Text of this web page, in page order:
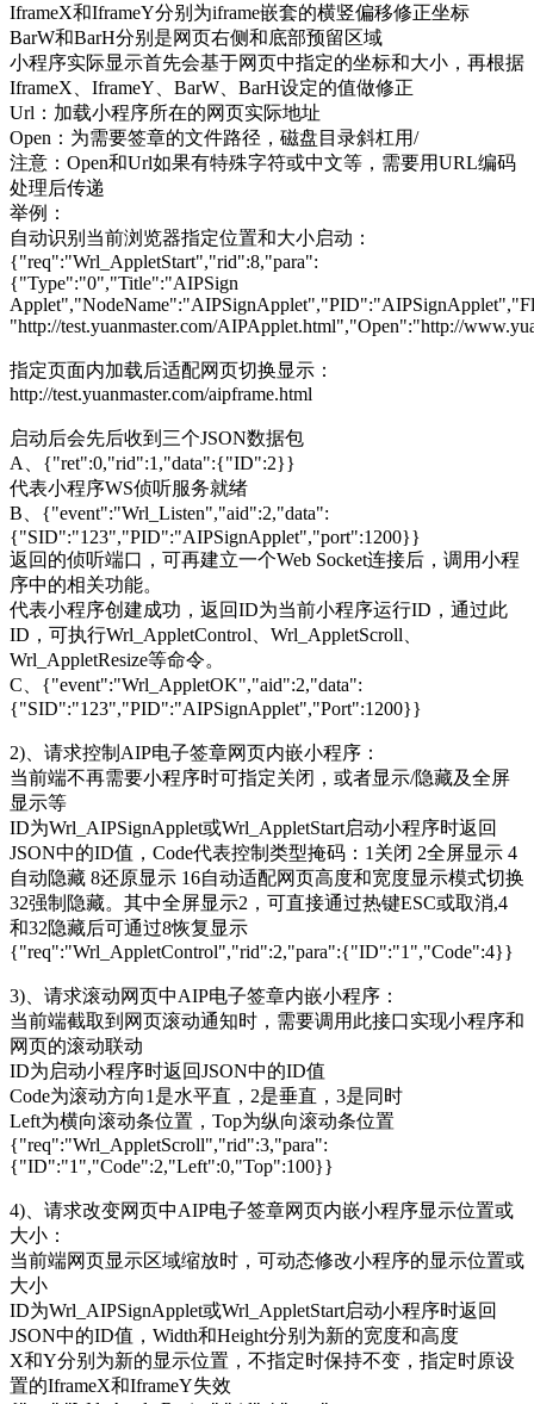
IframeX和IframeY分别为iframe嵌套的横竖偏移修正坐标
BarW和BarH分别是网页右侧和底部预留区域
小程序实际显示首先会基于网页中指定的坐标和大小，再根据
IframeX、IframeY、BarW、BarH设定的值做修正
Url：加载小程序所在的网页实际地址
Open：为需要签章的文件路径，磁盘目录斜杠用/
注意：Open和Url如果有特殊字符或中文等，需要用URL编码
处理后传递
举例：
自动识别当前浏览器指定位置和大小启动：
{"req":"Wrl_AppletStart","rid":8,"para":
{"Type":"0","Title":"AIPSign
"http://test.yuanmaster.com/AIPApplet.html","Open":"http://
指定页面内加载后适配网页切换显示：
http://test.yuanmaster.com/aipframe.html
启动后会先后收到三个JSON数据包
A、{"ret":0,"rid":1,"data":{"ID":2}}
代表小程序WS侦听服务就绪
B、{"event":"Wrl_Listen","aid":2,"data":
{"SID":"123","PID":"AIPSignApplet","port":1200}}
返回的侦听端口，可再建立一个Web Socket连接后，调用小程
序中的相关功能。
代表小程序创建成功，返回ID为当前小程序运行ID，通过此
ID，可执行Wrl_AppletControl、Wrl_AppletScroll、
Wrl_AppletResize等命令。
C、{"event":"Wrl_AppletOK","aid":2,"data":
{"SID":"123","PID":"AIPSignApplet","Port":1200}}
2)、请求控制AIP电子签章网页内嵌小程序：
当前端不再需要小程序时可指定关闭，或者显示/隐藏及全屏
显示等
ID为Wrl_AIPSignApplet或Wrl_AppletStart启动小程序时返回
JSON中的ID值，Code代表控制类型掩码：1关闭 2全屏显示 4
自动隐藏 8还原显示 16自动适配网页高度和宽度显示模式切换
32强制隐藏。其中全屏显示2，可直接通过热键ESC或取消,4
和32隐藏后可通过8恢复显示
{"req":"Wrl_AppletControl","rid":2,"para":{"ID":"1","Code":4}}
3)、请求滚动网页中AIP电子签章内嵌小程序：
当前端截取到网页滚动通知时，需要调用此接口实现小程序和
网页的滚动联动
ID为启动小程序时返回JSON中的ID值
Code为滚动方向1是水平直，2是垂直，3是同时
Left为横向滚动条位置，Top为纵向滚动条位置
{"req":"Wrl_AppletScroll","rid":3,"para":
{"ID":"1","Code":2,"Left":0,"Top":100}}
4)、请求改变网页中AIP电子签章网页内嵌小程序显示位置或
大小：
当前端网页显示区域缩放时，可动态修改小程序的显示位置或
大小
ID为Wrl_AIPSignApplet或Wrl_AppletStart启动小程序时返回
JSON中的ID值，Width和Height分别为新的宽度和高度
X和Y分别为新的显示位置，不指定时保持不变，指定时原设
置的IframeX和IframeY失效